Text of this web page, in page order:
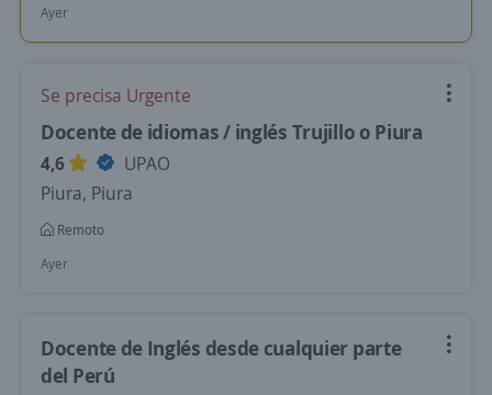
Ayer
Se precisa Urgente
Docente de idiomas / inglés Trujillo o Piura
4,6
UPAO
Piura, Piura
Remoto
Ayer
Docente de Inglés desde cualquier parte
del Perú